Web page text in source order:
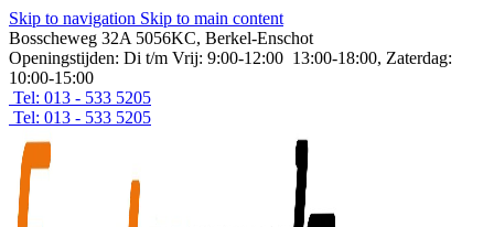
Skip to navigation Skip to main content
Bosscheweg 32A 5056KC, Berkel-Enschot
Openingstijden: Di t/m Vrij: 9:00-12:00 13:00-18:00, Zaterdag:
10:00-15:00
Tel: 013 - 533 5205
Tel: 013 - 533 5205